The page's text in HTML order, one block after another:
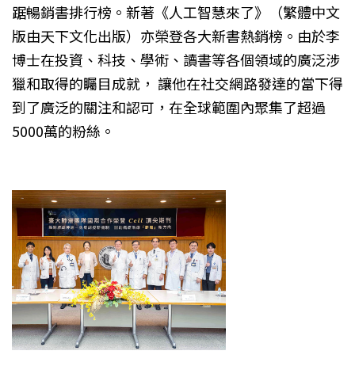
踞暢銷書排行榜。新著《人工智慧來了》（繁體中文
版由天下文化出版）亦榮登各大新書熱銷榜。由於李
博士在投資、科技、學術、讀書等各個領域的廣泛涉
獵和取得的矚目成就， 讓他在社交網路發達的當下得
到了廣泛的關注和認可，在全球範圍內聚集了超過
5000萬的粉絲。